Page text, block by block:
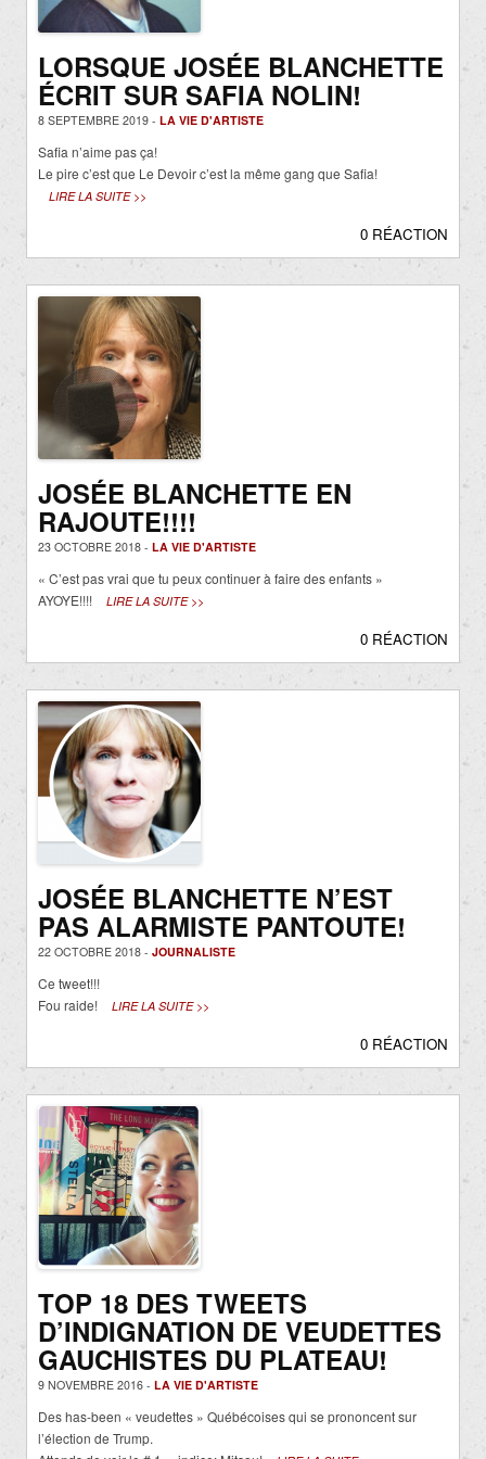
LORSQUE JOSÉE BLANCHETTE
ÉCRIT SUR SAFIA NOLIN!
8 SEPTEMBRE 2019 - LA VIE D'ARTISTE
Safia n’aime pas ça!
Le pire c’est que Le Devoir c’est la même gang que Safia!
LIRE LA SUITE >>
0 RÉACTION
JOSÉE BLANCHETTE EN
RAJOUTE!!!!
23 OCTOBRE 2018 - LA VIE D'ARTISTE
« C’est pas vrai que tu peux continuer à faire des enfants »
AYOYE!!!!
LIRE LA SUITE >>
0 RÉACTION
JOSÉE BLANCHETTE N’EST
PAS ALARMISTE PANTOUTE!
22 OCTOBRE 2018 - JOURNALISTE
Ce tweet!!!
Fou raide!
LIRE LA SUITE >>
0 RÉACTION
TOP 18 DES TWEETS
D’INDIGNATION DE VEUDETTES
GAUCHISTES DU PLATEAU!
9 NOVEMBRE 2016 - LA VIE D'ARTISTE
Des has-been « veudettes » Québécoises qui se prononcent sur
l’élection de Trump.